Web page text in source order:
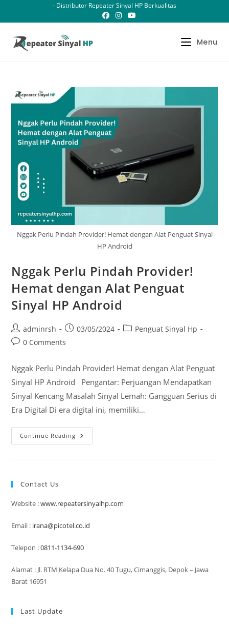
- Distributor Repeater Sinyal HP Berkualitas
Menu
Nggak Perlu Pindah Provider! Hemat dengan Alat Penguat Sinyal
HP Android
Nggak Perlu Pindah Provider!
Hemat dengan Alat Penguat
Sinyal HP Android
Post
author:
adminrsh
Post
published:
03/05/2024
PostPenguat Sinyal Hp
Post0 Comments
Nggak Perlu Pindah Provider! Hemat dengan Alat Penguat
Sinyal HP Android Pengantar: Perjuangan Mendapatkan
Sinyal Kencang Masalah Sinyal Lemah: Gangguan Serius di
Era Digital Di era digital ini, memiliki…
Continue Reading Nggak
Perlu
HP
Android
Contact Us
Website :www.repeatersinyalhp.com
Email : irana@picotel.co.id
Telepon :0811-1134-690
Alamat : Jl. RTM Kelapa Dua No. 40 Tugu, Cimanggis, Depok – Jawa
Barat 16951
Last Update